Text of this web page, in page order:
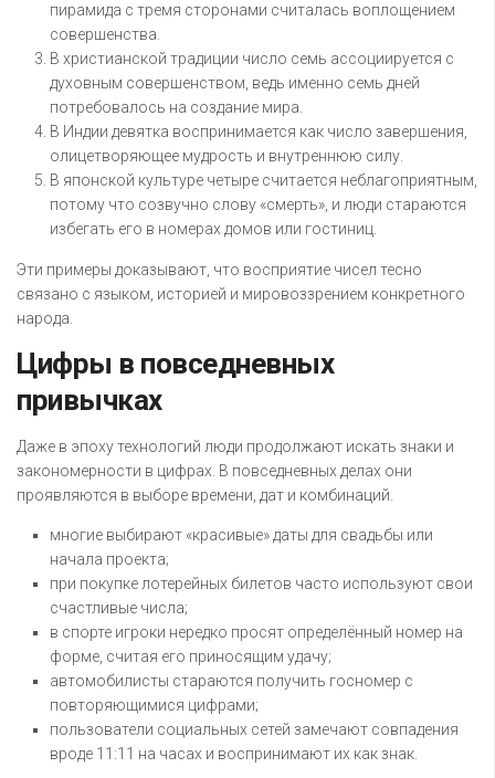
пирамида с тремя сторонами считалась воплощением
совершенства.
В христианской традиции число семь ассоциируется с
духовным совершенством, ведь именно семь дней
потребовалось на создание мира.
В Индии девятка воспринимается как число завершения,
олицетворяющее мудрость и внутреннюю силу.
В японской культуре четыре считается неблагоприятным,
потому что созвучно слову «смерть», и люди стараются
избегать его в номерах домов или гостиниц.
Эти примеры доказывают, что восприятие чисел тесно
связано с языком, историей и мировоззрением конкретного
народа.
Цифры в повседневных
привычках
Даже в эпоху технологий люди продолжают искать знаки и
закономерности в цифрах. В повседневных делах они
проявляются в выборе времени, дат и комбинаций.
многие выбирают «красивые» даты для свадьбы или
начала проекта;
при покупке лотерейных билетов часто используют свои
счастливые числа;
в спорте игроки нередко просят определённый номер на
форме, считая его приносящим удачу;
автомобилисты стараются получить госномер с
повторяющимися цифрами;
пользователи социальных сетей замечают совпадения
вроде 11:11 на часах и воспринимают их как знак.